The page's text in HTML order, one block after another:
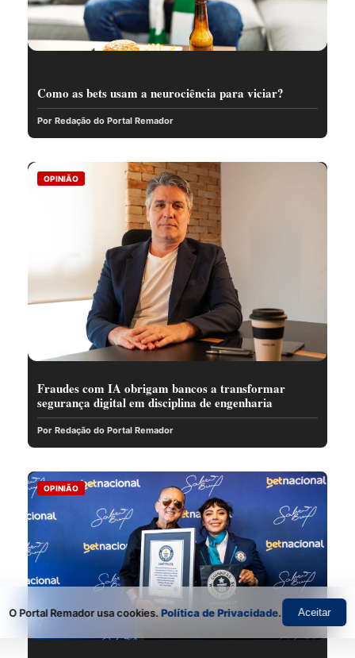
Como as bets usam a neurociência para viciar?
Por Redação do Portal Remador
OPINIÃO
Fraudes com IA obrigam bancos a transformar
segurança digital em disciplina de engenharia
Por Redação do Portal Remador
OPINIÃO
O Portal Remador usa cookies.Política de Privacidade. Aceitar